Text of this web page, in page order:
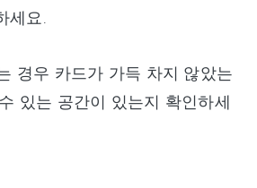
요.
경우 카드가 가득 차지 않았는
있는 공간이 있는지 확인하세